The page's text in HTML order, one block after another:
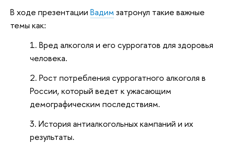
В ходе презентации Вадим затронул такие важные
темы как:
Вред алкоголя и его суррогатов для здоровья
человека.
Рост потребления суррогатного алкоголя в
России, который ведет к ужасающим
демографическим последствиям.
История антиалкогольных кампаний и их
результаты.